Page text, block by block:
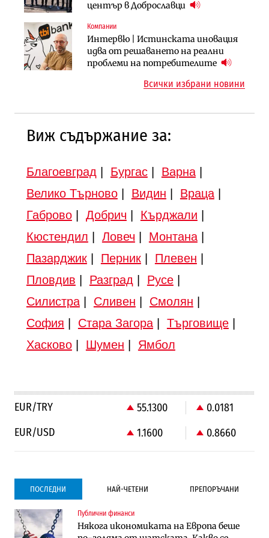
център в Доброславци
Компании
Интервю | Истинската иновация
идва от решаването на реални
проблеми на потребителите
придобиване на Euroapi Italy
Инфраструктура
АПИ възложи промяната на
парцеларния план за
оценки на имотите може да бъдат
Инфраструктура
Вторият мост над Варненското
езеро става част от бъдещата
Всички избрани новини
Виж съдържание за:
Благоевград Бургас| Варна|
Велико Търново| Видин Враца|
Габрово| Добрич Кърджали
Кюстендил
Ловеч Монтана|
Пазарджик| Перник| Плевен
Пловдив
Разград Русе|
Силистра| Сливен Смолян
София
Стара Загора| Търговище|
Хасково| Шумен Ямбол
EUR/TRY 55.1300
0.0181
EUR/USD
1.1600 0.8660
ПОСЛЕДНИ НАЙ-ЧЕТЕНИ ПРЕПОРЪЧАНИ
Публични финанси
Някога икономиката на Европа беше
Градоустройство
Столична община избра изпълнител за
Компании
Vivacom предлага над 150 устройства с